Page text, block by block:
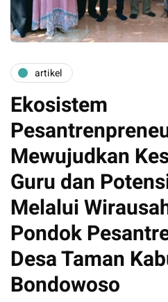
artikel
Ekosistem
Mewujudkan
Guru dan
Melalui
Pondok
Desa Taman
Bondowoso